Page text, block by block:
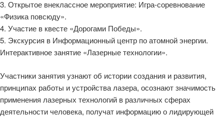
3. Открытое внеклассное мероприятие: Игра-соревнование
«Физика повсюду».
4. Участие в квесте «Дорогами Победы».
5. Экскурсия в Информационный центр по атомной энергии.
Интерактивное занятие «Лазерные технологии».
Участники занятия узнают об истории создания и развития,
принципах работы и устройства лазера, осознают значимость
применения лазерных технологий в различных сферах
деятельности человека, получат информацию о лидирующей